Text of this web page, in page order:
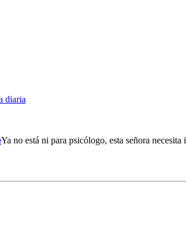
diaria
Ya no está ni para psicólogo, esta señora